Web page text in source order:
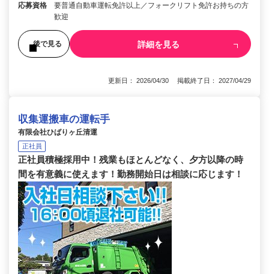
応募資格
要普通自動車運転免許以上／フォークリフト免許お持ちの方
歓迎
後で見る 詳細を見る
更新日： 2026/04/30 掲載終了日： 2027/04/29
収集運搬車の運転手
有限会社ひばりヶ丘清運
正社員
正社員積極採用中！残業もほとんどなく、夕方以降の時
間を有意義に使えます！勤務開始日は相談に応じます！